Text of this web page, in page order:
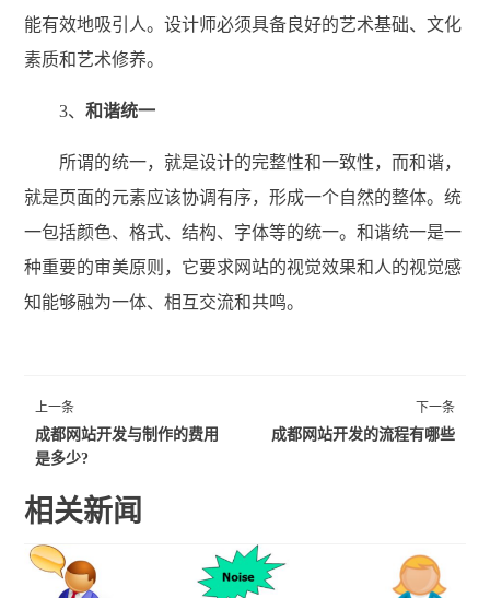
能有效地吸引人。设计师必须具备良好的艺术基础、文化
素质和艺术修养。
3、和谐统一
所谓的统一，就是设计的完整性和一致性，而和谐，
就是页面的元素应该协调有序，形成一个自然的整体。统
一包括颜色、格式、结构、字体等的统一。和谐统一是一
种重要的审美原则，它要求网站的视觉效果和人的视觉感
知能够融为一体、相互交流和共鸣。
上一条
成都网站开发与制作的费用
是多少?
下一条
成都网站开发的流程有哪些
相关新闻